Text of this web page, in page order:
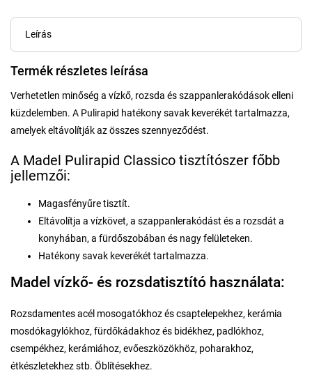
Leírás
Termék részletes leírása
Verhetetlen minőség a vízkő, rozsda és szappanlerakódások elleni
küzdelemben. A Pulirapid hatékony savak keverékét tartalmazza,
amelyek eltávolítják az összes szennyeződést.
A Madel Pulirapid Classico tisztítószer főbb
jellemzői:
Magasfényűre tisztít.
Eltávolítja a vízkövet, a szappanlerakódást és a rozsdát a
konyhában, a fürdőszobában és nagy felületeken.
Hatékony savak keverékét tartalmazza.
Madel vízkő- és rozsdatisztító használata:
Rozsdamentes acél mosogatókhoz és csaptelepekhez, kerámia
mosdókagylókhoz, fürdőkádakhoz és bidékhez, padlókhoz,
csempékhez, kerámiához, evőeszközökhöz, poharakhoz,
étkészletekhez stb. Öblítésekhez.